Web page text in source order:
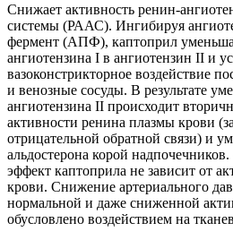
Снижает активность ренин-
системы (РААС). Ингибируя
фермент (АПФ), каптоприл
ангиотензина I в ангиотензин II и
вазоконстрикторное воздействие
и венозные сосуды. В результате
ангиотензина II происходит
активности ренина плазмы крови
отрицательной обратной связи) и
альдостерона корой
эффект каптоприла не зависит от
крови. Снижение артериального
нормальной и даже сниженной
обусловлено воздействием на